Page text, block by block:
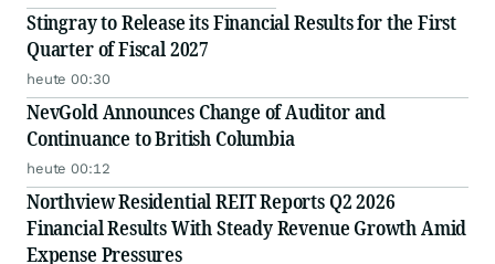
Stingray to Release its Financial Results for the First
Quarter of Fiscal 2027
heute 00:30
NevGold Announces Change of Auditor and
Continuance to British Columbia
heute 00:12
Northview Residential REIT Reports Q2 2026
Financial Results With Steady Revenue Growth Amid
Expense Pressures